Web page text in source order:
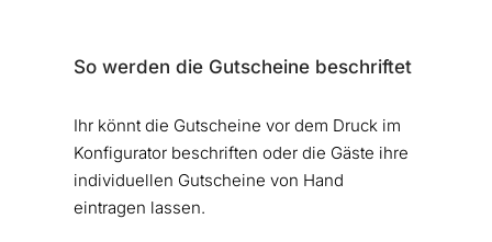
So werden die Gutscheine beschriftet
Ihr könnt die Gutscheine vor dem Druck im
Konfigurator beschriften oder die Gäste ihre
individuellen Gutscheine von Hand
eintragen lassen.